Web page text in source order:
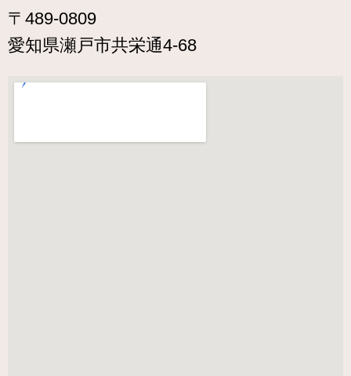
〒489-0809
愛知県瀬戸市共栄通4-68